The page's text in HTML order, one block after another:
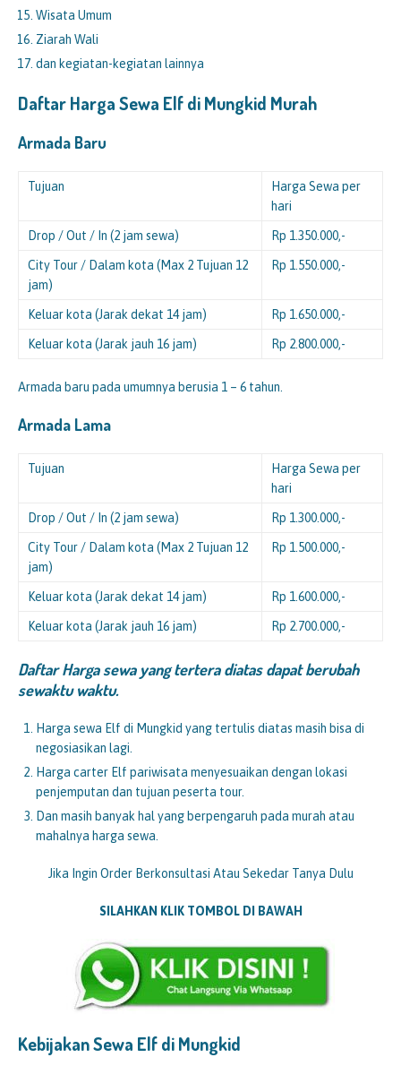
Wisata Umum
Ziarah Wali
dan kegiatan-kegiatan lainnya
Daftar Harga Sewa Elf diMungkid Murah
Armada Baru
Tujuan
Harga Sewa per
hari
Drop / Out / In (2 jam sewa) Rp 1.350.000,-
City Tour / Dalam kota (Max 2 Tujuan 12
jam)
Rp 1.550.000,-
Keluar kota (Jarak dekat 14 jam) Rp 1.650.000,-
Keluar kota (Jarak jauh 16 jam) Rp 2.800.000,-
Armada baru pada umumnya berusia 1 – 6 tahun.
Armada Lama
Tujuan
Harga Sewa per
hari
Drop / Out / In (2 jam sewa) Rp 1.300.000,-
City Tour / Dalam kota (Max 2 Tujuan 12
jam)
Rp 1.500.000,-
Keluar kota (Jarak dekat 14 jam) Rp 1.600.000,-
Keluar kota (Jarak jauh 16 jam) Rp 2.700.000,-
Daftar Harga sewa yang tertera diatas dapat berubah
sewaktu waktu.
Harga sewa Elf di Mungkid yang tertulis diatas masih bisa di
negosiasikan lagi.
Harga carter Elf pariwisata menyesuaikan dengan lokasi
penjemputan dan tujuan peserta tour.
Dan masih banyak hal yang berpengaruh pada murah atau
mahalnya harga sewa.
Jika Ingin Order Berkonsultasi Atau Sekedar Tanya Dulu
SILAHKAN KLIK TOMBOL DI BAWAH
Kebijakan Sewa Elf diMungkid